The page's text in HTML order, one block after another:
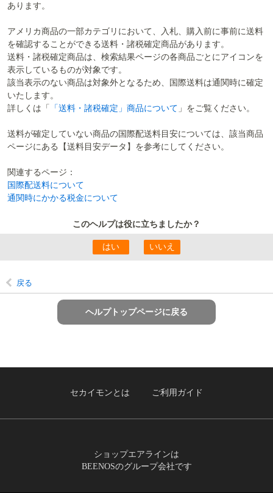
あります。
アメリカ商品の一部カテゴリにおいて、入札、購入前に事前に送料
を確認することができる送料・諸税確定商品があります。
送料・諸税確定商品は、検索結果ページの各商品ごとにアイコンを
表示しているものが対象です。
該当表示のない商品は対象外となるため、国際送料は通関時に確定
いたします。
詳しくは「
「送料・諸税確定」商品について 」をご覧ください。
送料が確定していない商品の国際配送料目安については、該当商品
ページにある【送料目安データ】を参考にしてください。
関連するページ：
国際配送料について
通関時にかかる税金について
このヘルプは役に立ちましたか？
戻る
ヘルプトップページに戻る
セカイモンとは ご利用ガイド
ショップエアラインは
BEENOSのグループ会社です